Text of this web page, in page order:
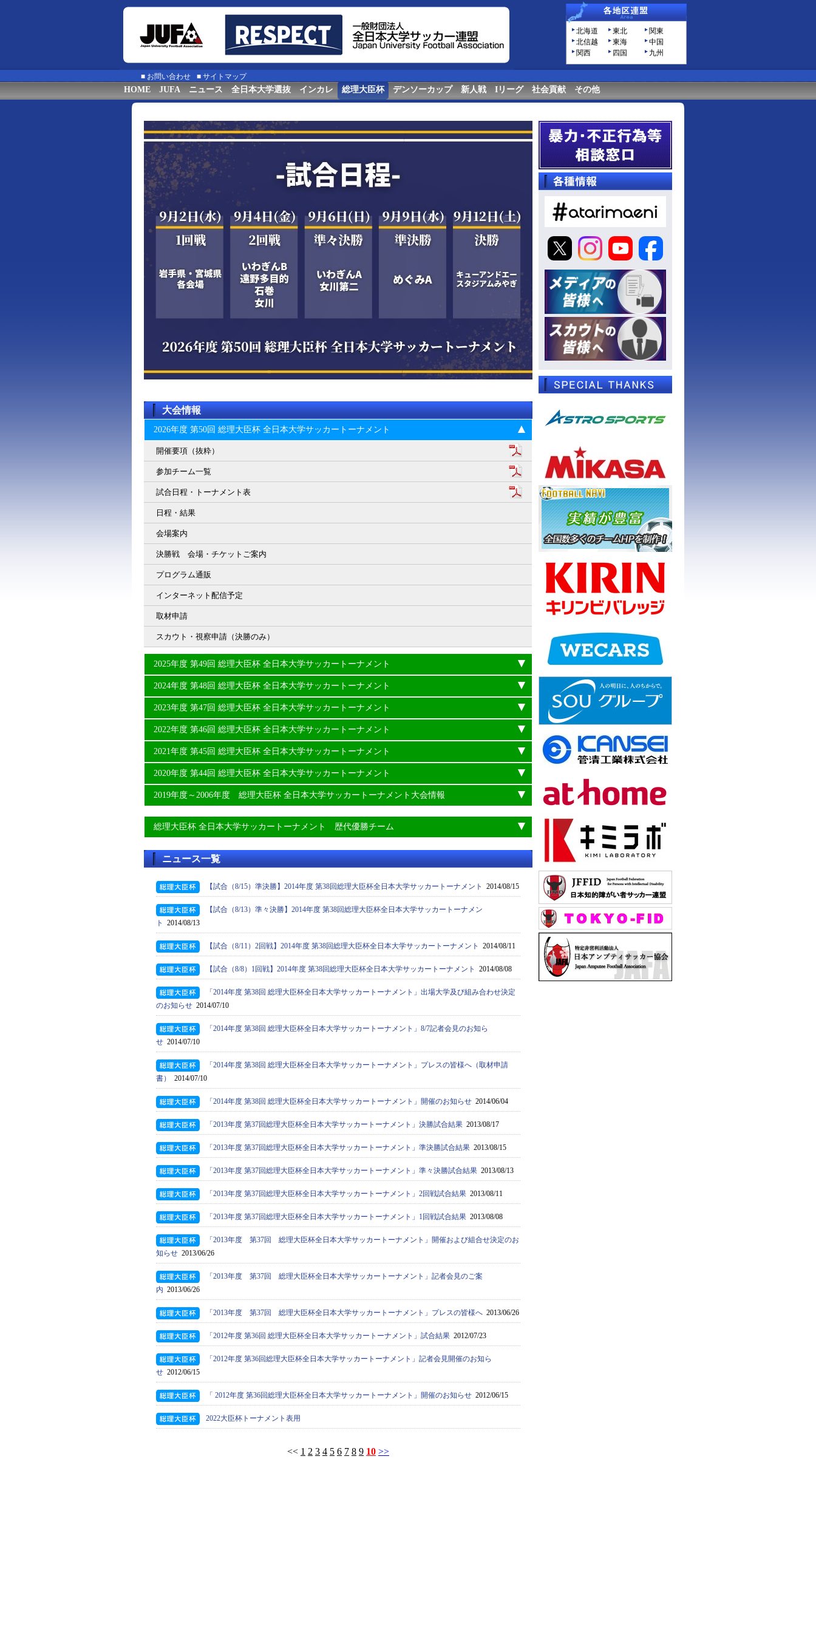
北海道 東北
関東
北信越
東海
中国
関西
四国 九州
■ お問い合わせ ■ サイトマップ
HOME JUFA ニュース 全日本大学選抜 インカレ 総理大臣杯 デンソーカップ 新人戦 Iリーグ 社会貢献 その他
大会情報
2026年度 第50回 総理大臣杯 全日本大学サッカートーナメント
開催要項（抜粋）
参加チーム一覧
試合日程・トーナメント表
日程・結果
会場案内
決勝戦 会場・チケットご案内
プログラム通販
インターネット配信予定
取材申請
スカウト・視察申請（決勝のみ）
2025年度 第49回 総理大臣杯 全日本大学サッカートーナメント
2024年度 第48回 総理大臣杯 全日本大学サッカートーナメント
2023年度 第47回 総理大臣杯 全日本大学サッカートーナメント
2022年度 第46回 総理大臣杯 全日本大学サッカートーナメント
2021年度 第45回 総理大臣杯 全日本大学サッカートーナメント
2020年度 第44回 総理大臣杯 全日本大学サッカートーナメント
2019年度～2006年度 総理大臣杯 全日本大学サッカートーナメント大会情報
総理大臣杯 全日本大学サッカートーナメント 歴代優勝チーム
ニュース一覧
【試合（8/15）準決勝】2014年度 第38回総理大臣杯全日本大学サッカートーナメント 2014/08/15
【試合（8/13）準々決勝】2014年度 第38回総理大臣杯全日本大学サッカートーナメン
ト
2014/08/13
【試合（8/11）2回戦】2014年度 第38回総理大臣杯全日本大学サッカートーナメント 2014/08/11
【試合（8/8）1回戦】2014年度 第38回総理大臣杯全日本大学サッカートーナメント 2014/08/08
「2014年度 第38回 総理大臣杯全日本大学サッカートーナメント」出場大学及び組み合わせ決定
のお知らせ 2014/07/10
「2014年度 第38回 総理大臣杯全日本大学サッカートーナメント」8/7記者会見のお知ら
せ 2014/07/10
「2014年度 第38回 総理大臣杯全日本大学サッカートーナメント」プレスの皆様へ（取材申請
書）
2014/07/10
「2014年度 第38回 総理大臣杯全日本大学サッカートーナメント」開催のお知らせ 2014/06/04
「2013年度 第37回総理大臣杯全日本大学サッカートーナメント」決勝試合結果 2013/08/17
「2013年度 第37回総理大臣杯全日本大学サッカートーナメント」準決勝試合結果 2013/08/15
「2013年度 第37回総理大臣杯全日本大学サッカートーナメント」準々決勝試合結果 2013/08/13
「2013年度 第37回総理大臣杯全日本大学サッカートーナメント」2回戦試合結果 2013/08/11
「2013年度 第37回総理大臣杯全日本大学サッカートーナメント」1回戦試合結果 2013/08/08
「2013年度 第37回 総理大臣杯全日本大学サッカートーナメント」開催および組合せ決定のお
知らせ 2013/06/26
「2013年度 第37回 総理大臣杯全日本大学サッカートーナメント」記者会見のご案
内 2013/06/26
「2013年度 第37回 総理大臣杯全日本大学サッカートーナメント」プレスの皆様へ 2013/06/26
「2012年度 第36回 総理大臣杯全日本大学サッカートーナメント」試合結果 2012/07/23
「2012年度 第36回総理大臣杯全日本大学サッカートーナメント」記者会見開催のお知ら
せ 2012/06/15
「 2012年度 第36回総理大臣杯全日本大学サッカートーナメント」開催のお知らせ 2012/06/15
2022大臣杯トーナメント表用
<< 1 2 3 4 5 6 7 8 9 10 >>